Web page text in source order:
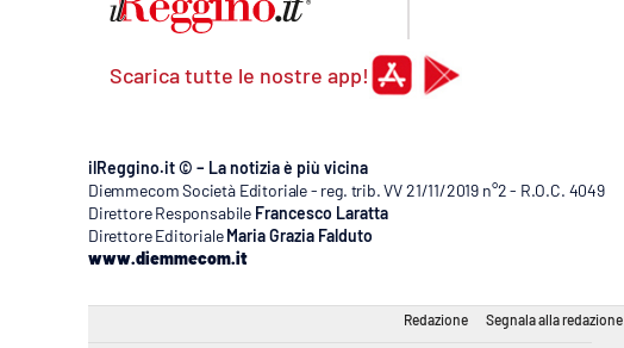
Scarica tutte le nostre app!
ilReggino.it © – La notizia è più vicina
Diemmecom Società Editoriale - reg. trib. VV 21/11/2019 n°2 - R.O.C. 4049
Direttore Responsabile Francesco Laratta
Direttore Editoriale Maria Grazia Falduto
www.diemmecom.it
Redazione Segnala alla redazione